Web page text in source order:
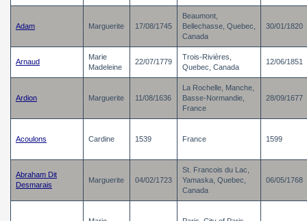
Adam Marguerite 17/08/1745
Beaumont,
Bellechasse, Quebec,
Canada
30/01/1820
Arnaud
Marie
Madeleine
22/07/1779
Trois-Rivières,
Quebec, Canada
12/06/1851
Ardion Marguerite 11/08/1636
La Rochelle, Manche,
Basse-Normandie,
France
28/09/1677
Acoulons Cardine 1539 France 1599
Abraham Dit
Desmarais
Marguerite 04/02/1723
St. Francois du Lac,
Yamaska, Quebec,
Canada
06/05/1768